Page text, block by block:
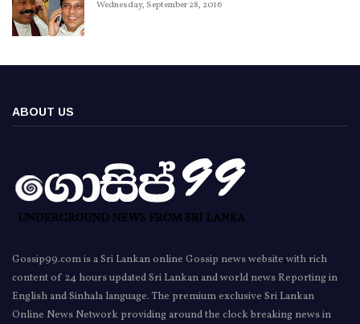
Wednesday, September 28, 2016
ABOUT US
Gossip99.com is a Sri Lankan online Gossip news website with rich
content of 24 hours updated Sri Lankan and world news Reporting in
English and Sinhala language. The premium exclusive Sri Lankan
Online News Network providing around the clock breaking news in